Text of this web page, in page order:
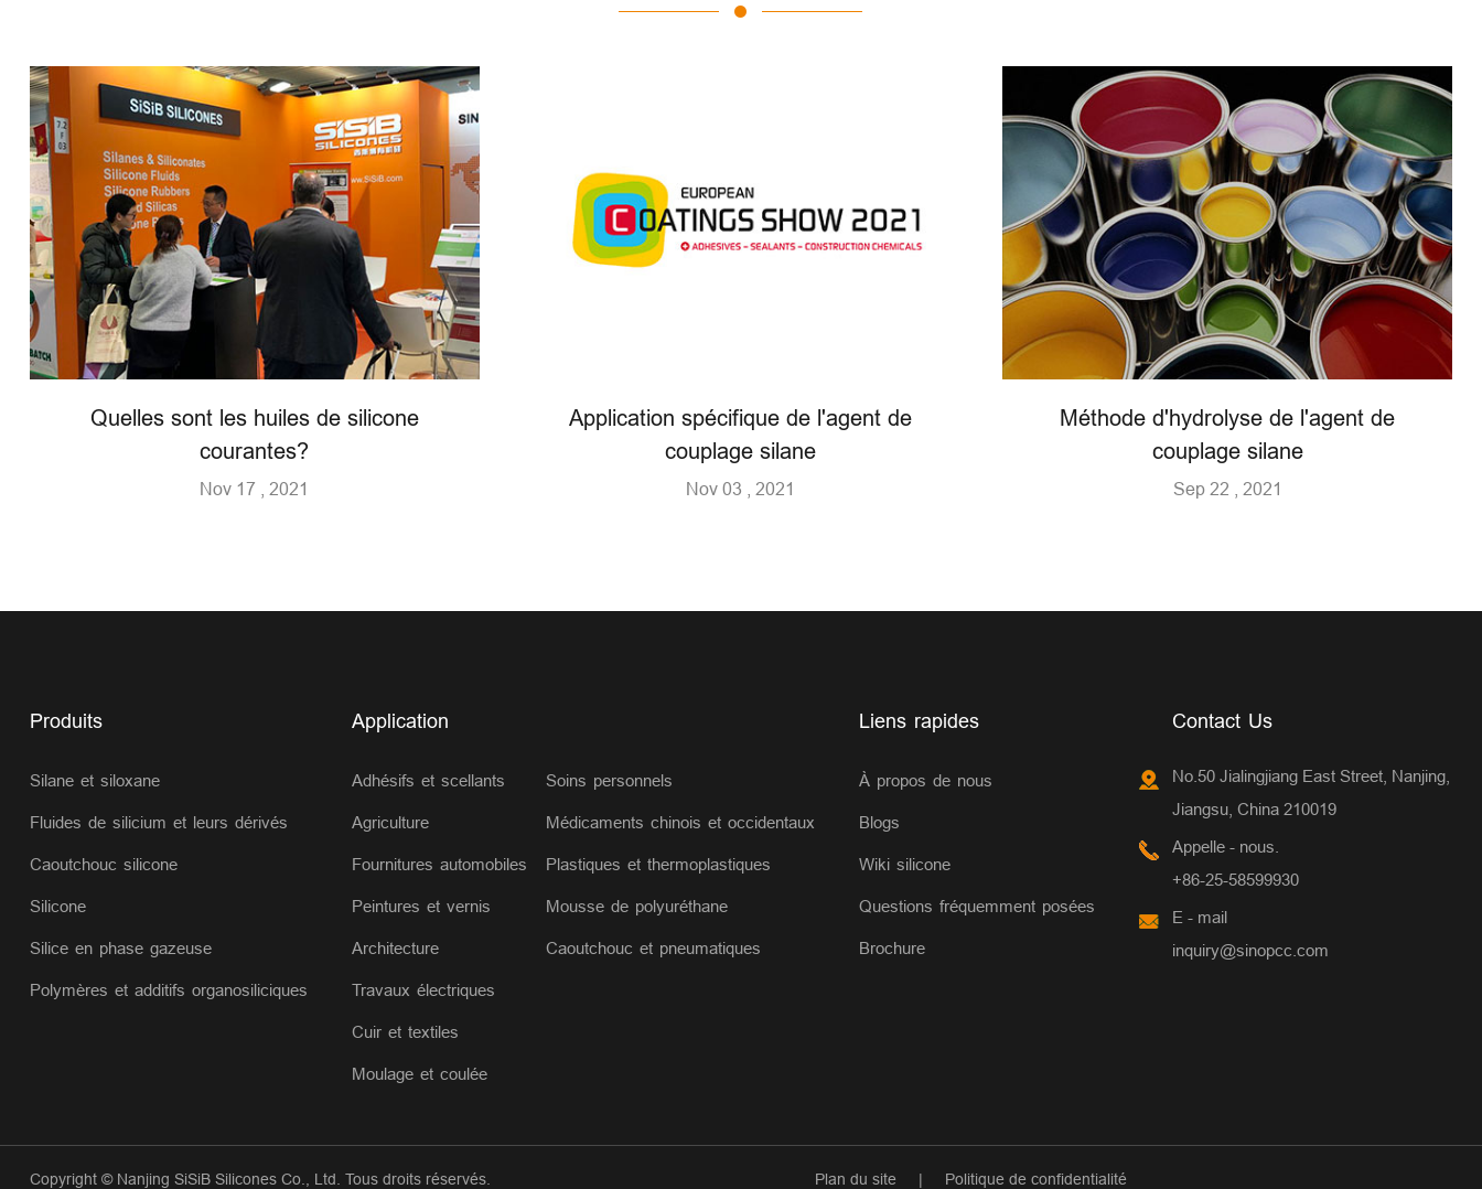
Quelles sont les huiles de silicone
courantes?
Nov 17 , 2021
Application spécifique de l'agent de
couplage silane
Nov 03 , 2021
Méthode d'hydrolyse de l'agent de
couplage silane
Sep 22 , 2021
Produits
Silane et siloxane
Fluides de silicium et leurs dérivés
Caoutchouc silicone
Silicone
Silice en phase gazeuse
Polymères et additifs organosiliciques
Application
Adhésifs et scellants
Agriculture
Fournitures automobiles
Peintures et vernis
Architecture
Travaux électriques
Cuir et textiles
Moulage et coulée
Soins personnels
Médicaments chinois et occidentaux
Plastiques et thermoplastiques
Mousse de polyuréthane
Caoutchouc et pneumatiques
Liens rapides
À propos de nous
Blogs
Wiki silicone
Questions fréquemment posées
Brochure
Contact Us
No.50 Jialingjiang East Street, Nanjing,
Jiangsu, China 210019
Appelle - nous.
+86-25-58599930
E - mail
inquiry@sinopcc.com
Copyright © Nanjing SiSiB Silicones Co., Ltd. Tous droits réservés. Plan du site | Politique de confidentialité